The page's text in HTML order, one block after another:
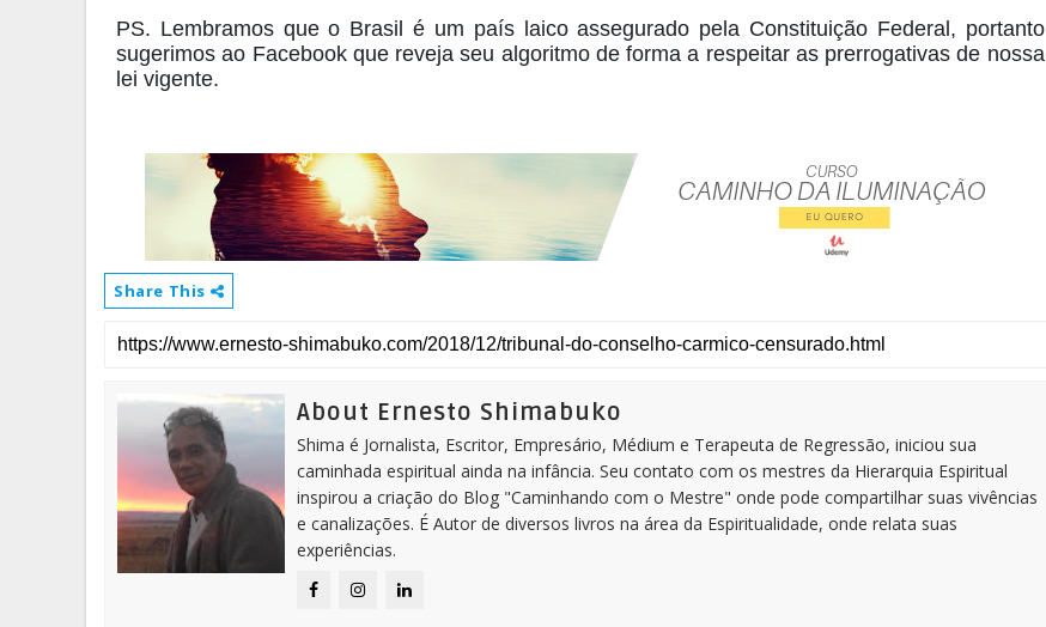
PS. Lembramos que o Brasil é um país laico assegurado pela Constituição Federal, portanto
sugerimos ao Facebook que reveja seu algoritmo de forma a respeitar as prerrogativas de nossa
lei vigente.
Share This
About Ernesto Shimabuko
Shima é Jornalista, Escritor, Empresário, Médium e Terapeuta de Regressão, iniciou sua
caminhada espiritual ainda na infância. Seu contato com os mestres da Hierarquia Espiritual
inspirou a criação do Blog "Caminhando com o Mestre" onde pode compartilhar suas vivências
e canalizações. É Autor de diversos livros na área da Espiritualidade, onde relata suas
experiências.